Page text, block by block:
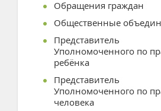
Обращения граждан
Общественные
Представитель
Уполномоченного по
ребёнка
Представитель
Уполномоченного по
человека